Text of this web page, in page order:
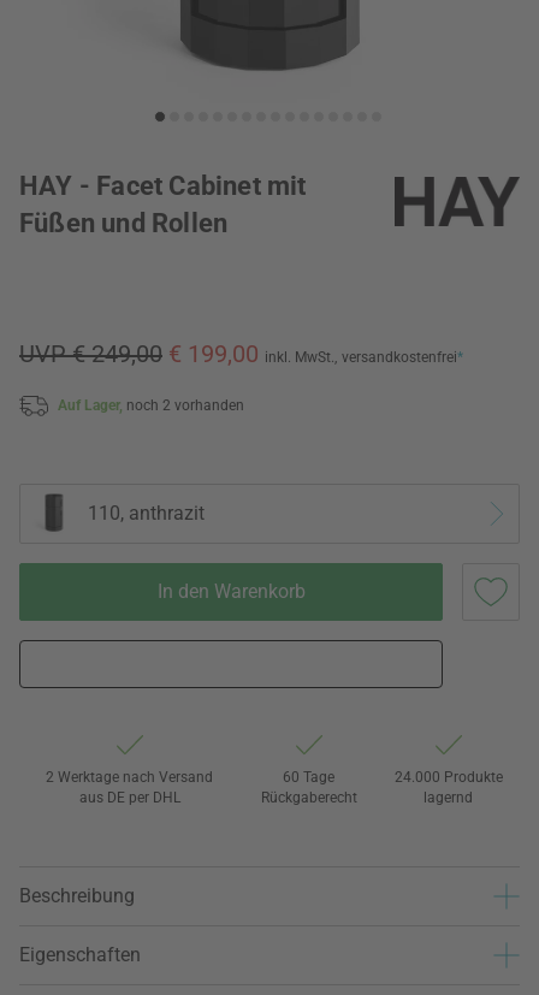
HAY - Facet Cabinet mit
Füßen und Rollen
UVP € 249,00 € 199,00 inkl. MwSt., versandkostenfrei*
Auf Lager, noch 2 vorhanden
110, anthrazit
In den Warenkorb
2 Werktage nach Versand
aus DE per DHL
60 Tage
Rückgaberecht
24.000 Produkte
lagernd
Beschreibung
Eigenschaften